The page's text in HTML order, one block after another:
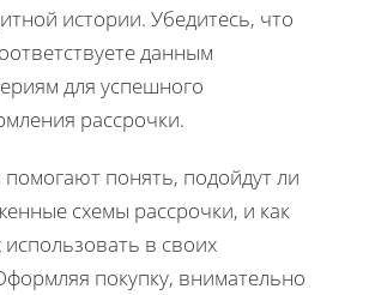
истории. Убедитесь, что
данным
для успешного
рассрочки.
помогают понять, подойдут ли
схемы рассрочки, и как
использовать в своих
покупку, внимательно